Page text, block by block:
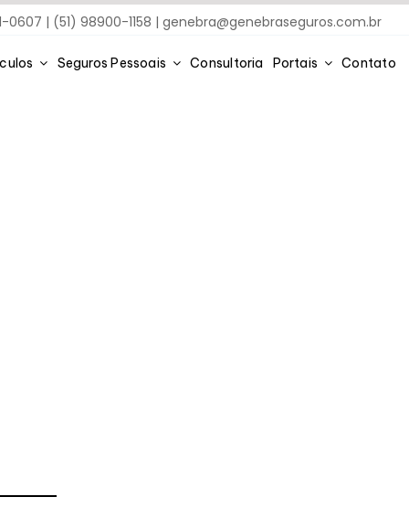
0607 | (51) 98900-1158 |genebra@genebraseguros.com.br
Seguros Pessoais Consultoria Portais Contato